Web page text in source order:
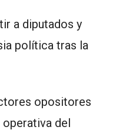
a diputados y
política tras la
opositores
del